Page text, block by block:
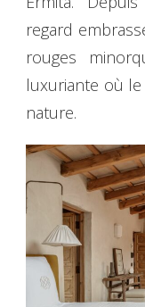
regard
rouges
luxuriante où le
nature.